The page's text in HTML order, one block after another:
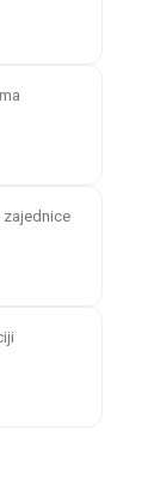
zajednice